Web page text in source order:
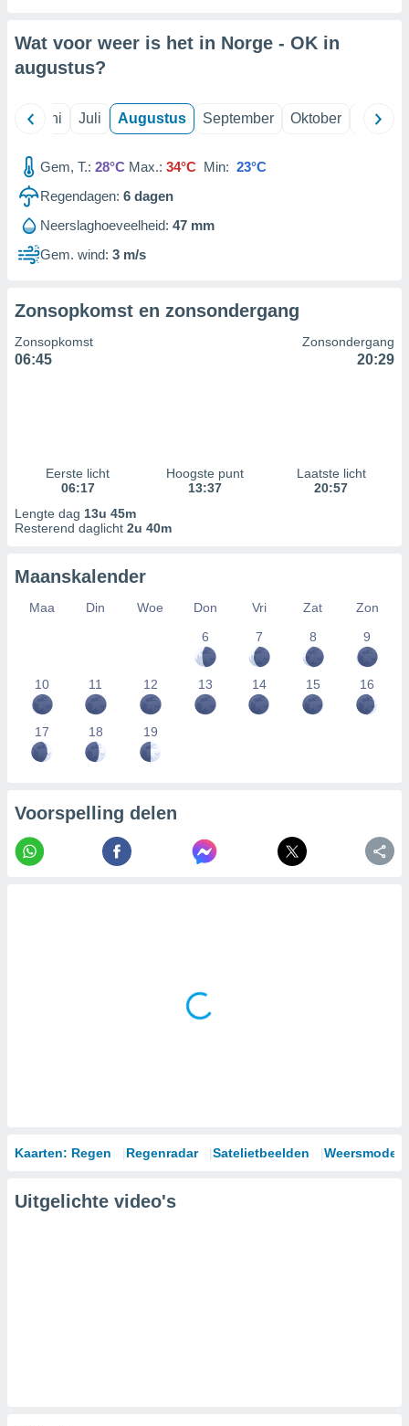
partners
Wat voor weer is het in Norge - OK in
augustus?
Juni Juli Augustus September Oktober
Gem, T.: 28°C Max.: 34°C Min: 23°C
Regendagen: 6 dagen
Neerslaghoeveelheid: 47 mm
Gem. wind: 3 m/s
Zonsopkomst en zonsondergang
Zonsopkomst
06:45
Zonsondergang
20:29
Eerste licht
06:17
Hoogste punt
13:37
Laatste licht
20:57
Lengte dag 13u 45m
Resterend daglicht 2u 40m
Maanskalender
Maa Din Woe Don Vri Zat
Zon
6
7 8 9
10 11 12 13 14 15 16
17 18 19
Voorspelling delen
Kaarten: Regen Regenradar Satelietbeelden
Uitgelichte video's